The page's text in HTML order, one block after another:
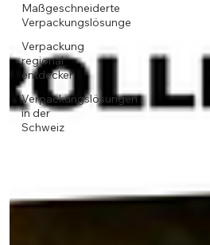
Maßgeschneiderte
Verpackungslösunge
Verpackung
regional
entdecken
Verpackungslösungen
in der
Schweiz